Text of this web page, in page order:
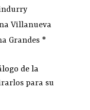
Villanueva
Grandes *
de la
para su